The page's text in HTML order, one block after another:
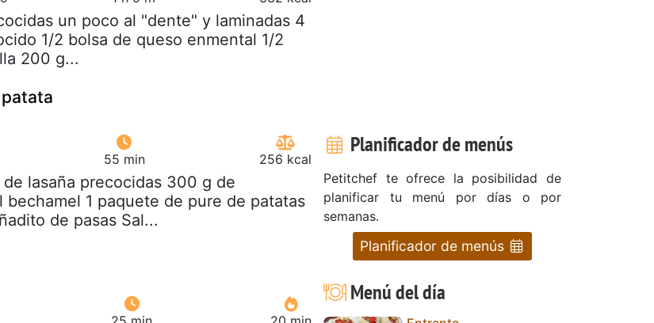
un poco al "dente" y laminadas 4
1/2 bolsa de queso enmental 1/2
200 g...
55 min 256 kcal
de lasaña precocidas 300 g de
bechamel 1 paquete de pure de patatas
de pasas Sal...
Planificador de menús
Petitchef te ofrece la posibilidad de
planificar tu menú por días o por
semanas.
Planificador de menús
Menú del día